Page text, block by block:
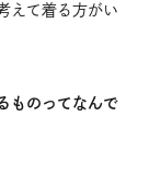
えて着る方がい
ものってなんで